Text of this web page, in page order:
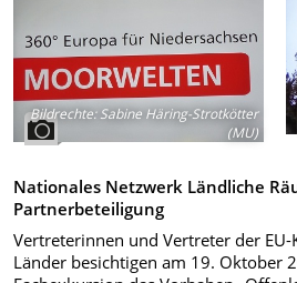
Bildrechte:Sabine Häring-Strotkötter
(MU)
Nationales Netzwerk Ländliche
Partnerbeteiligung
Vertreterinnen und Vertreter der
Länder besichtigen am 19. Oktober